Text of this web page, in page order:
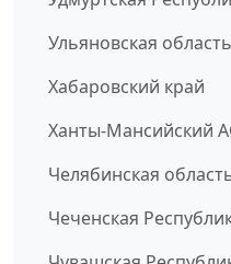
Ульяновская область
Хабаровский край
Ханты-Мансийский
Челябинская
Чеченская